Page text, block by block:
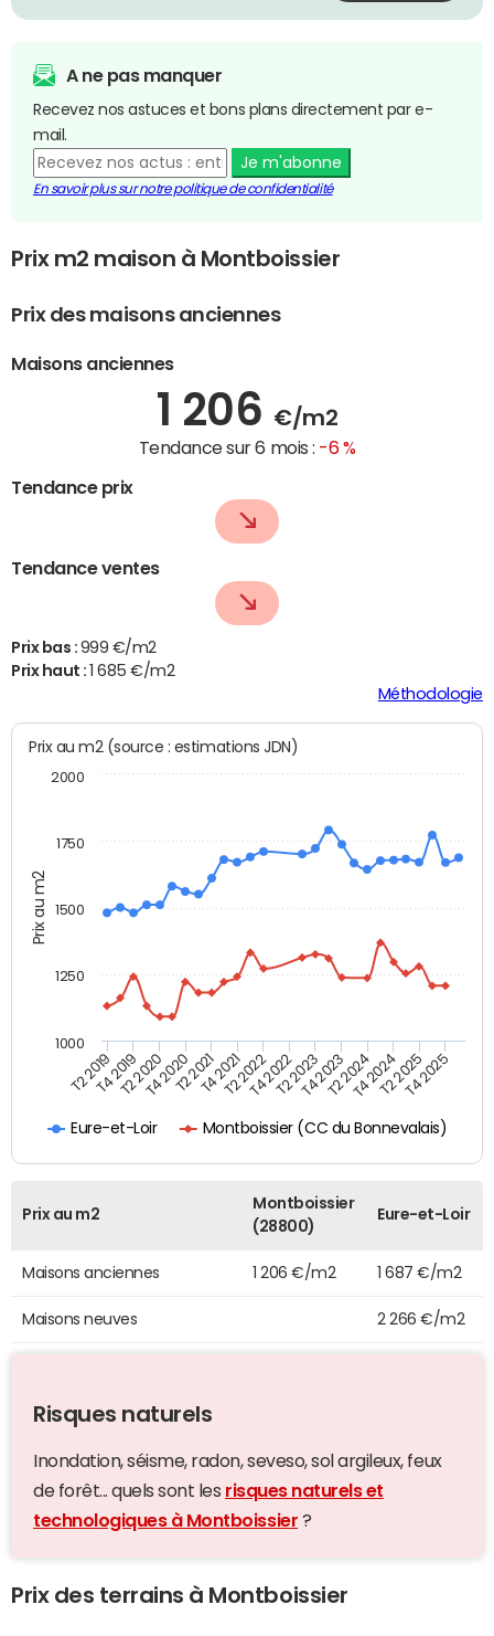
A ne pas manquer
Recevez nos astuces et bons plans directement par e-
mail.
Je m'abonne
En savoir plus sur notre politique de confidentialité
Prix m2 maison à Montboissier
Prix des maisons anciennes
Maisons anciennes
1 206 €/m2
Tendance sur 6 mois : -6 %
Tendance prix
Tendance ventes
Prix bas : 999 €/m2
Prix haut :
1 685 €/m2
Méthodologie
Prix au m2
Prix au m2 (source : estimations JDN)
Eure-et-Loir Montboissier (CC du Bonnevalais)
T2 2019T4 2019T2 2020T4 2020T2 2021T4 2021T2 2022T4 2022T2 2023T4 2023T2 2024T4 2024T2 2025T4 2025
1000
2000
1250
1500
1750
Prix au m2
Montboissier
(28800)
Eure-et-Loir
Maisons anciennes 1 206 €/m2 1 687 €/m2
Maisons neuves 2 266 €/m2
Risques naturels
Inondation, séisme, radon, seveso, sol argileux, feux
de forêt... quels sont les risques naturels et
technologiques à Montboissier ?
Prix des terrains à Montboissier